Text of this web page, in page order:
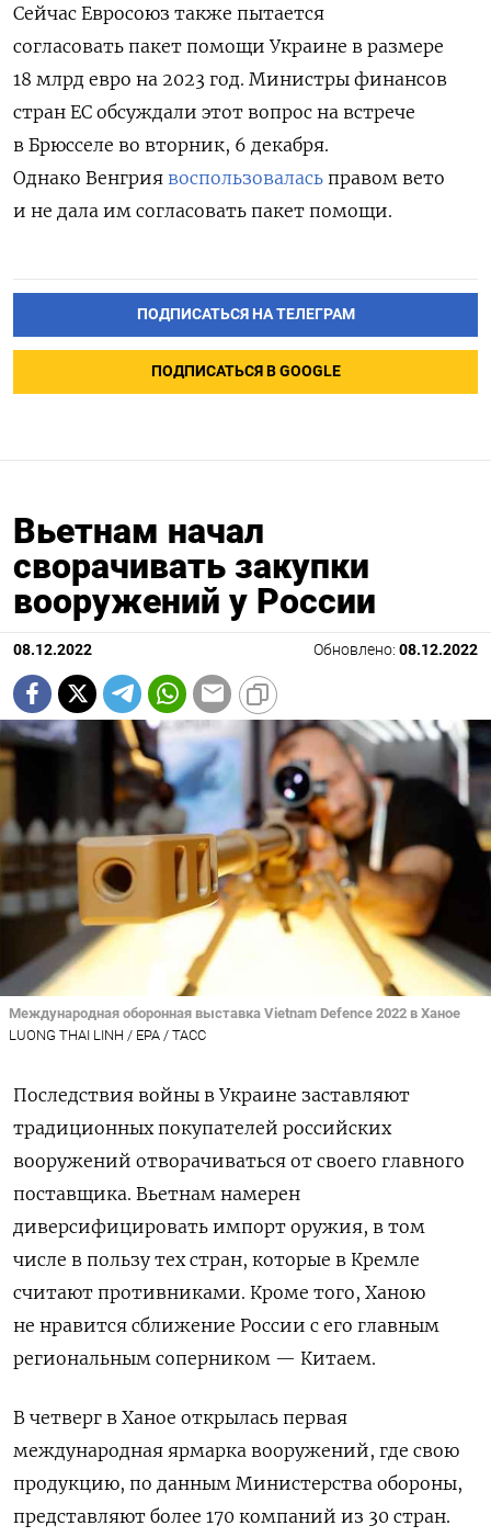
Сейчас Евросоюз также пытается
согласовать пакет помощи Украине в размере
18 млрд евро на 2023 год. Министры финансов
стран ЕС обсуждали этот вопрос на встрече
в Брюсселе во вторник, 6 декабря.
Однако Венгрия воспользовалась правом вето
и не дала им согласовать пакет помощи.
ПОДПИСАТЬСЯ НА ТЕЛЕГРАМ
ПОДПИСАТЬСЯ В GOOGLE
Вьетнам начал
сворачивать закупки
вооружений у России
08.12.2022 Обновлено: 08.12.2022
Международная оборонная выставка Vietnam Defence 2022 в Ханое
LUONG THAI LINH / EPA / ТАСС
Последствия войны в Украине заставляют
традиционных покупателей российских
вооружений отворачиваться от своего главного
поставщика. Вьетнам намерен
диверсифицировать импорт оружия, в том
числе в пользу тех стран, которые в Кремле
считают противниками. Кроме того, Ханою
не нравится сближение России с его главным
региональным соперником — Китаем.
В четверг в Ханое открылась первая
международная ярмарка вооружений, где свою
продукцию, по данным Министерства обороны,
представляют более 170 компаний из 30 стран.